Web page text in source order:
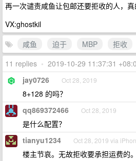
再一次谴责咸鱼让包邮还要拒收的人，
VX:ghostkil
咸鱼
迫于 MBP
拒收
11 replies • 2019-10-29 11:37:31
jay0726 Oct 28, 2019
8+128 的吗？
qq869372466 Oct 28, 2019
是什么配置？
tianyu1234 Oct 28, 2019 via
楼主节哀。无故拒收要承担运费的。